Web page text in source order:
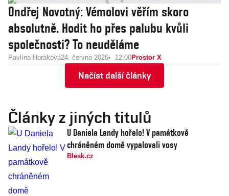
Ondřej Novotný: Vémolovi věřím skoro
absolutně. Hodit ho přes palubu kvůli
společnosti? To neuděláme
Pavlína Horáková24. června 2026 12:00Prostor X
Načíst další články
Články z jiných titulů
U Daniela Landy hořelo! V památkově
chráněném domě vypalovali vosy
Blesk.cz